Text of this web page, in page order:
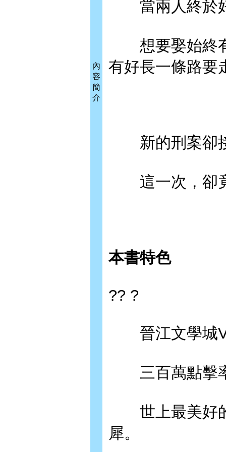
內
容
簡
介
當兩人終於好
想要娶始終有
有好長一條路要
新的刑案卻
這一次，卻竟
本書特色
?? ?
晉江文學城
三百萬點擊率
世上最美好的
犀。